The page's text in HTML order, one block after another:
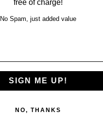
free of charge!
No Spam, just added value
SIGN ME UP!
NO, THANKS